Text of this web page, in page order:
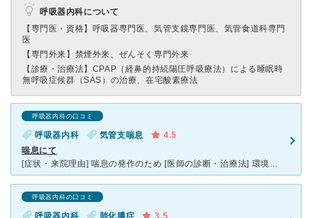
呼吸器内科について
【専門医・資格】 呼吸器専門医、気管支鏡専門医、気管食道科専門
医
【専門外来】 禁煙外来、ぜんそく専門外来
【診療・治療法】 CPAP（経鼻的持続陽圧呼吸療法）による睡眠時
無呼吸症候群（SAS）の治療、在宅酸素療法
呼吸器内科の口コミ
呼吸器内科 気管支喘息
4.5
喘息にて
[症状・来院理由] 喘息の発作のため [医師の診断・治療法] 環境の変化、黄砂の影響もあるとのこと [感想・費用・待ち時間・看護師などスタッフの対応] 場所は大通りから一本入ったところにあり
呼吸器内科の口コミ
呼吸器内科 肺化膿症 3.5